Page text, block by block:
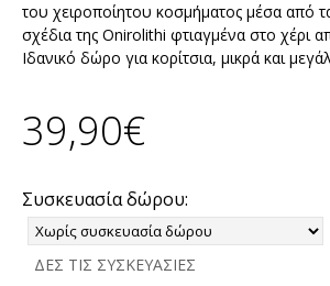
του χειροποίητου κοσμήματος μέσα από
σχέδια της Οnirolithi φτιαγμένα στο χέρι
Ιδανικό δώρο για κορίτσια, μικρά και
39,90€
Συσκευασία δώρου:
ΔΕΣ ΤΙΣ ΣΥΣΚΕΥΑΣΙΕΣ